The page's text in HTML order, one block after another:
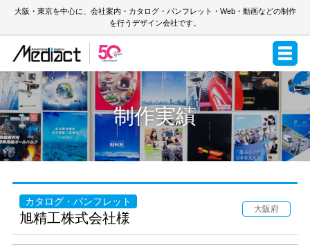
大阪・東京を中心に、会社案内・カタログ・パンフレット・Web・動画などの制作
を行うデザイン会社です。
制作実績
カタログ・パンフレット
旭精工株式会社様
大阪府